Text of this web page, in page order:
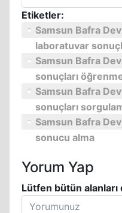
Etiketler:
Samsun Bafra
laboratuvar
Samsun Bafra
sonuçları
Samsun Bafra
sonuçları
Samsun Bafra
sonucu alma
Yorum Yap
Lütfen bütün alanları